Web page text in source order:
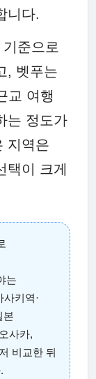
니다.
준으로
, 벳푸는
교 여행
는 정도가
지역은
택이 크게
는
키역·
본
사카,
비교한 뒤